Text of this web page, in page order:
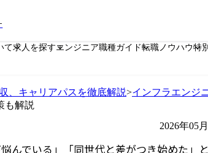
て求人を探すエンジニア職種ガイド転職ノウハウ特
、キャリアパスを徹底解説>インフラエンジ
も解説
2026年05
んでいる」「同世代と差がつき始めた」